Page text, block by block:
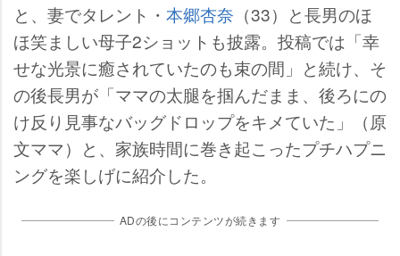
と、妻でタレント・ 本郷杏奈 （33）と長男のほ
ほ笑ましい母子2ショットも披露。投稿では「幸
せな光景に癒されていたのも束の間」と続け、そ
の後長男が「ママの太腿を掴んだまま、後ろにの
け反り見事なバッグドロップをキメていた」（原
文ママ）と、家族時間に巻き起こったプチハプニ
ングを楽しげに紹介した。
ADの後にコンテンツが続きます